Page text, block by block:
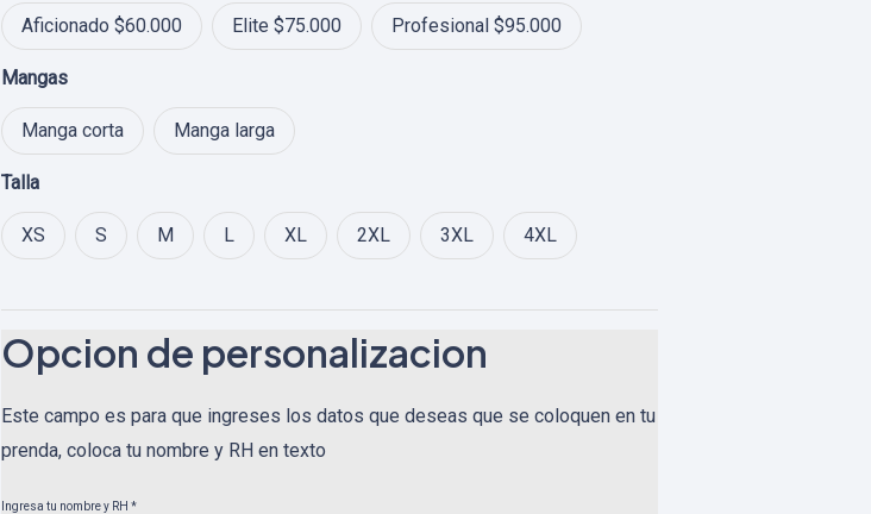
$ 95.000
Aficionado $60.000 Elite $75.000 Profesional $95.000
Mangas
Manga corta Manga larga
Talla
XS S M L XL 2XL 3XL 4XL
Opcion de personalizacion
Este campo es para que ingreses los datos que deseas que se coloquen en tu
prenda, coloca tu nombre y RH en texto
Ingresa tu nombre y RH *